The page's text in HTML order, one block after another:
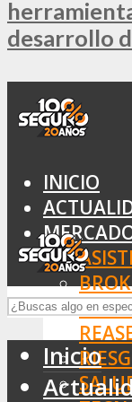
desarrollo
INICIO
Inicio